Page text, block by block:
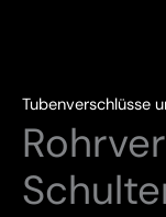
Tubenverschlüsse